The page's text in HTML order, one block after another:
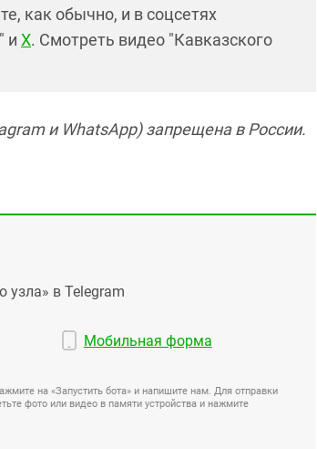
как обычно, и в соцсетях
" и X. Смотреть видео "Кавказского
и WhatsApp) запрещена в России.
узла» в Telegram
Мобильная форма
на «Запустить бота» и напишите нам. Для отправки
фото или видео в памяти устройства и нажмите